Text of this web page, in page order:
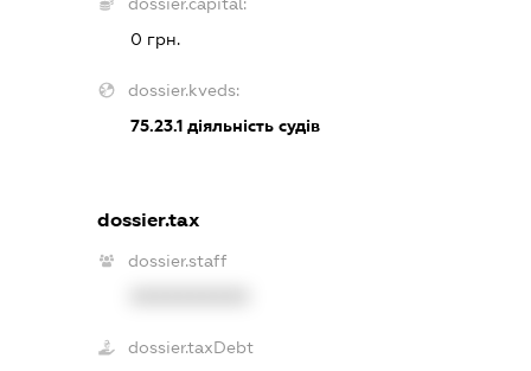
dossier.capital:
0 грн.
dossier.kveds:
75.23.1 діяльність судів
dossier.tax
dossier.staff
dossier.taxDebt